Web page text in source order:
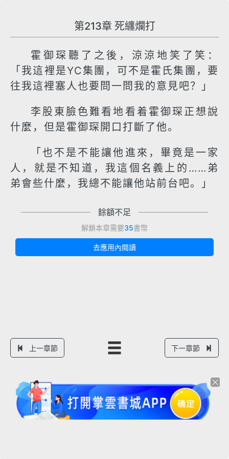
第213章 死纏爛打
霍御琛聽了之後，涼涼地笑了笑：
「我這裡是YC集團，可不是霍氏集團，要
往我這裡塞人也要問一問我的意見吧？」
李股東臉色難看地看着霍御琛正想說
什麼，但是霍御琛開口打斷了他。
「也不是不能讓他進來，畢竟是一家
人，就是不知道，我這個名義上的……弟
弟會些什麼，我總不能讓他站前台吧。」
餘額不足
解鎖本章需要35書幣
去應用內閱讀
上一章節 下一章節